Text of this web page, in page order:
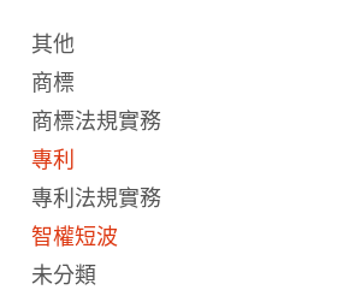
其他
商標
商標法規實務
專利
專利法規實務
智權短波
未分類